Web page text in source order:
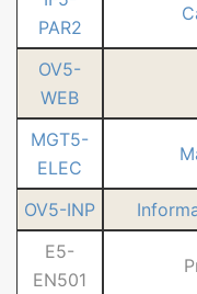
PAR2
OV5-
WEB
MGT5-
ELEC
OV5-INP
E5-
EN501